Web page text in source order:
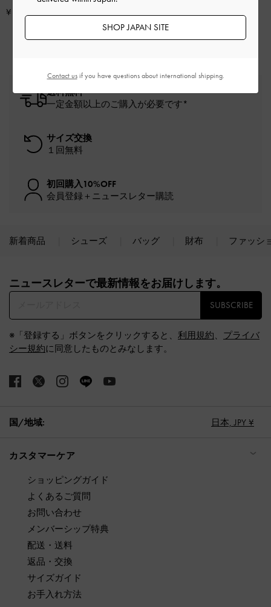
¥ 8,900
送料無料
一定金額以上のご購入が必要です*
サイズ交換
１回無料
初回購入10%OFF
会員登録＋ニュースレター購読
新着商品 シューズ バッグ 財布 ファッシ
ニュースレターで最新情報をお届けします。​
SUBSCRIBE
※「登録する」ボタンをクリックすると、 利用規約、 プライバ
シー規約に同意したものとみなします。
国/地域: 日本, JPY ¥
カスタマーケア
ショッピングガイド
よくあるご質問
お問い合わせ
メンバーシップ特典
配送・送料
返品・交換
サイズガイド
お手入れ方法
SHOP JAPAN SITE
Contact usif you have questions about international shipping.